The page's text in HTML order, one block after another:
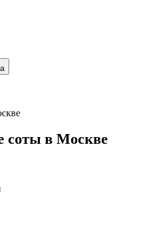
соты в Москве